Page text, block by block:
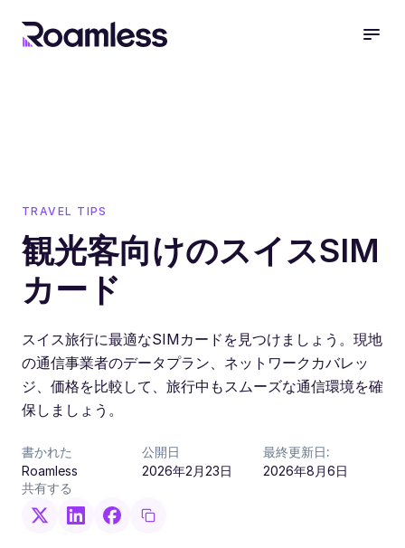
TRAVEL TIPS
観光客向けのスイスSIM
カード
スイス旅行に最適なSIMカードを見つけましょう。現地
の通信事業者のデータプラン、ネットワークカバレッ
ジ、価格を比較して、旅行中もスムーズな通信環境を確
保しましょう。
書かれた
Roamless
公開日
2026年2月23日
最終更新日:
2026年8月6日
共有する